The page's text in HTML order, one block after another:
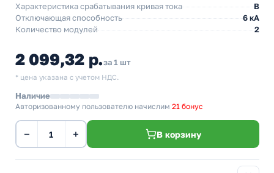
Характеристика срабатывания кривая тока
B
Отключающая способность
6 кА
Количество модулей
2
2 099,32 р.за 1 шт
* цена указана с учетом НДС.
Наличие
Авторизованному пользователю начислим 21 бонус
− + В корзину